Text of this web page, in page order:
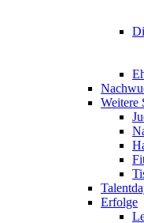
Weitere
Erfolge